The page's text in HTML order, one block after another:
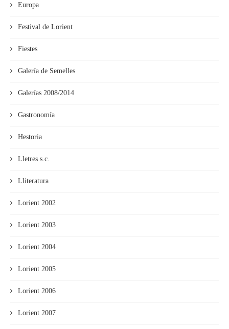
Europa
Festival de Lorient
Fiestes
Galería de Semelles
Galerías 2008/2014
Gastronomía
Hestoria
Lletres s.c.
Lliteratura
Lorient 2002
Lorient 2003
Lorient 2004
Lorient 2005
Lorient 2006
Lorient 2007